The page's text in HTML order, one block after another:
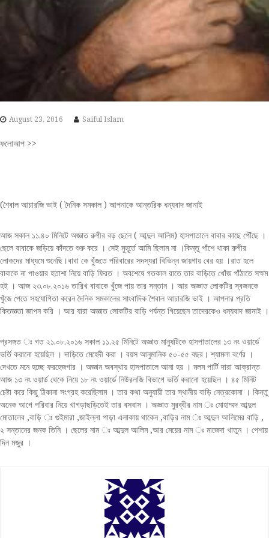
August 23, 2016 Saiful Islam
ফলোআপ >>
(শৈবাল আচারজি ভাই ( দৈনিক সমকাল ) আপনাকে আন্তরিক ধন্যবাদ জানাই
আজ সকাল ১১.৪০ মিনিটে অজ্ঞাত রুগীর বড় ছেলে ( আব্দুল আলিম) হাসপাতালে বাবার কাছে পৌঁছে ।
ছেলে বাবাকে জড়িয়ে কাঁদতে শুরু করে । সেই মুহূর্তে আমি ছিলাম না ।কিন্তু পাঁশে থাকা রুগীর
লোকদের মাধ্যমে শুনেছি।বাবা কে খুঁজতে পরিবারের সদস্যরা বিভিন্ন জায়গায় বের হয় ।রাত হলে
বাবাকে না পাওয়ার হতাশা নিয়ে বাড়ি ফিরত । অবশেষে গতকাল রাতে তার বাড়িতে খোঁজ পাঁঠাতে সক্ষম
হই । আজ ২৩.০৮.২০১৬ তারিখ বাবাকে খুঁজে পায় তার সন্তান । আর অজ্ঞাত লোকটির স্বজনকে
খুঁজে পেতে সহযোগিতা করেন দৈনিক সমকালের সাংবাদিক শৈবাল আচারজি ভাই । আপনার প্রতি
কিতজ্ঞতা জ্ঞাপন করি । আর যারা অজ্ঞাত লোকটির বাড়ি পর্যন্ত গিয়েছেন তাদেরকেও ধন্যবাদ জানাই ।
প্রসঙ্গত ঃ গত ২১.০৮.২০১৬ সকাল ১১.২৫ মিনিটে অজ্ঞাত মানুষটিকে হাসপাতালের ১৩ নং ওয়ার্ডে
ভর্তি করানো হয়েছিল । দাড়িতে মেহেদী করা । বয়স আনুমানিক ৫০-৫৫ বছর। শ্যামলা বর্ণের ।
দেখতে মনে হচ্ছে ফরহেজগার । অজ্ঞান অবস্থায় হাসপাতালে আনা হয় । মলম পার্টি দারা আক্রান্ত
আজ ১৩ নং ওয়ার্ড থেকে নিয়ে ১৮ নং ওয়ার্ডে নিউরলজি বিভাগে ভর্তি করানো হয়েছিল । ৪৫ মিনিট
চেষ্টা করে কিছু ঠিকানা সংগ্রহ করেছিলাম । তার কথা অনুযায়ী তার স্থানীয় বাড়ি নেত্রকোনা । কিন্তু
অনেক আগে পরিবার নিয়ে খাগড়াছড়িতেই তার বসবাস । অজ্ঞাত মুরব্বীর নাম ঃ মোহাম্মদ আব্দুল
মোতালেব ,বাড়ি ঃ গুইমারা ,জাইল্লা পাড়া এলাকায় থাকেন ,বাড়ির নাম ঃ আব্দুল আলিমের বাড়ি ,
২ সন্তানের জনক তিনি । ছেলের নাম ঃ আব্দুল আলিম ,আর মেয়ের নাম ঃ মাজেদা খাতুন । পেশায়
দিন মজুর ।